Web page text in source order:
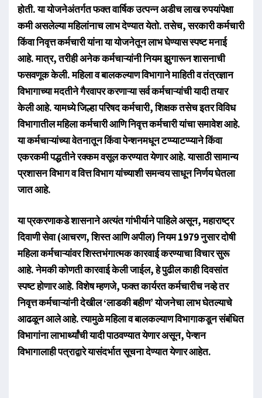
होती. या योजनेअंतर्गत फक्त वार्षिक उत्पन्न अडीच लाख रुपयांपेक्षा
कमी असलेल्या महिलांनाच लाभ देण्यात येतो. तसेच, सरकारी कर्मचारी
किंवा निवृत्त कर्मचारी यांना या योजनेतून लाभ घेण्यास स्पष्ट मनाई
आहे. मात्र, तरीही अनेक कर्मचाऱ्यांनी नियम झुगारून शासनाची
फसवणूक केली. महिला व बालकल्याण विभागाने माहिती व तंत्रज्ञान
विभागाच्या मदतीने गैरवापर करणाऱ्या सर्व कर्मचाऱ्यांची यादी तयार
केली आहे. यामध्ये जिल्हा परिषद कर्मचारी, शिक्षक तसेच इतर विविध
विभागातील महिला कर्मचारी आणि निवृत्त कर्मचारी यांचा समावेश आहे.
या कर्मचाऱ्यांच्या वेतनातून किंवा पेन्शनमधून टप्प्याटप्प्याने किंवा
एकरकमी पद्धतीने रक्कम वसूल करण्यात येणार आहे. यासाठी सामान्य
प्रशासन विभाग व वित्त विभाग यांच्याशी समन्वय साधून निर्णय घेतला
जात आहे.
या प्रकरणाकडे शासनाने अत्यंत गांभीर्याने पाहिले असून, महाराष्ट्र
दिवाणी सेवा (आचरण, शिस्त आणि अपील) नियम 1979 नुसार दोषी
महिला कर्मचाऱ्यांवर शिस्तभंगात्मक कारवाई करण्याचा विचार सुरू
आहे. नेमकी कोणती कारवाई केली जाईल, हे पुढील काही दिवसांत
स्पष्ट होणार आहे. विशेष म्हणजे, फक्त कार्यरत कर्मचारीच नव्हे तर
निवृत्त कर्मचाऱ्यांनी देखील ‌‘लाडकी बहीण‌’ योजनेचा लाभ घेतल्याचे
आढळून आले आहे. त्यामुळे महिला व बालकल्याण विभागाकडून संबंधित
विभागांना लाभार्थ्यांची यादी पाठवण्यात येणार असून, पेन्शन
विभागालाही पत्राद्वारे यासंदर्भात सूचना देण्यात येणार आहेत.